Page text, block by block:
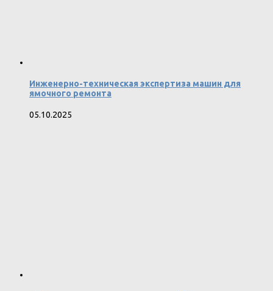
Инженерно-техническая экспертиза машин для
ямочного ремонта
05.10.2025